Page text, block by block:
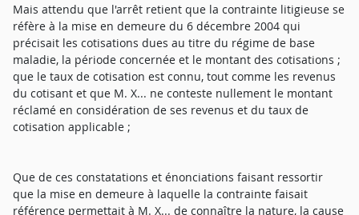
Mais attendu que l'arrêt retient que la contrainte litigieuse se
réfère à la mise en demeure du 6 décembre 2004 qui
précisait les cotisations dues au titre du régime de base
maladie, la période concernée et le montant des cotisations ;
que le taux de cotisation est connu, tout comme les revenus
du cotisant et que M. X... ne conteste nullement le montant
réclamé en considération de ses revenus et du taux de
cotisation applicable ;
Que de ces constatations et énonciations faisant ressortir
que la mise en demeure à laquelle la contrainte faisait
référence permettait à M. X... de connaître la nature, la cause